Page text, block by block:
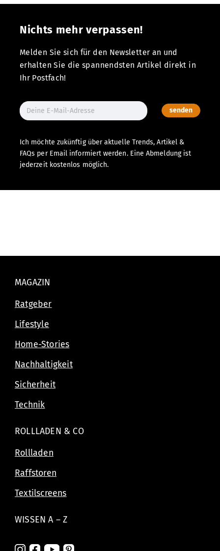
Nichts mehr verpassen!
Melden Sie sich für den Newsletter an und
erhalten Sie die spannendsten Artikel direkt in
Ihr Postfach!
senden
Ich möchte zukünftig über aktuelle Trends, Artikel &
FAQs per Email informiert werden. Eine Abmeldung ist
jederzeit kostenlos möglich.
MAGAZIN
Ratgeber
Lifestyle
Home-Stories
Nachhaltigkeit
Sicherheit
Technik
ROLLLADEN & CO
Rollladen
Raffstoren
Textilscreens
WISSEN A – Z